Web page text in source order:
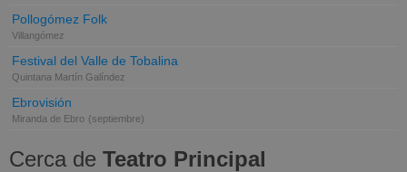
Pollogómez Folk
Villangómez
Festival del Valle de Tobalina
Quintana Martín Galíndez
Ebrovisión
Miranda de Ebro (septiembre)
Cerca de Teatro Principal